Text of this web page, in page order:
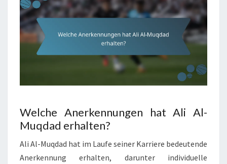
Welche Anerkennungen hat Ali Al-
Muqdad erhalten?
Ali Al-Muqdad hat im Laufe seiner Karriere bedeutende
Anerkennung erhalten, darunter individuelle